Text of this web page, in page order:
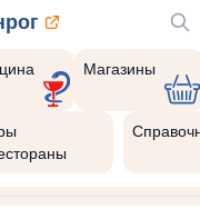
Магазины